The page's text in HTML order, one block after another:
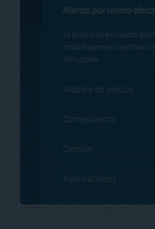
Apúntese a nuestras alertas para seguir bien